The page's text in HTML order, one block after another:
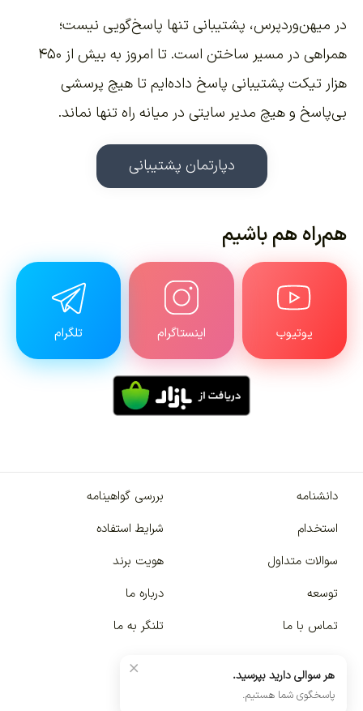
در میهن‌وردپرس، پشتیبانی تنها پاسخ‌گویی نیست؛
همراهی در مسیر ساختن است. تا امروز به بیش از ۴۵۰
هزار تیکت پشتیبانی پاسخ داده‌ایم تا هیچ پرسشی
بی‌پاسخ و هیچ مدیر سایتی در میانه راه تنها نماند.
دپارتمان پشتیبانی
هم‌راه هم باشیم
یوتیوب اینستاگرام تلگرام
دانشنامه
بررسی گواهینامه
استخدام
شرایط استفاده
سوالات متداول
هویت برند
توسعه
درباره ما
تماس با ما
تلنگر به ما
× هر سوالی دارید بپرسید.
پاسخگوی شما هستیم.